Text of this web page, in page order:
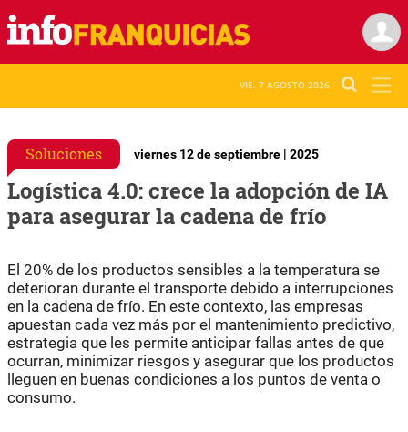
VIE. 7 AGOSTO 2026
Soluciones viernes 12 de septiembre | 2025
Logística 4.0: crece la adopción de IA
para asegurar la cadena de frío
El 20% de los productos sensibles a la temperatura se
deterioran durante el transporte debido a interrupciones
en la cadena de frío. En este contexto, las empresas
apuestan cada vez más por el mantenimiento predictivo,
estrategia que les permite anticipar fallas antes de que
ocurran, minimizar riesgos y asegurar que los productos
lleguen en buenas condiciones a los puntos de venta o
consumo.